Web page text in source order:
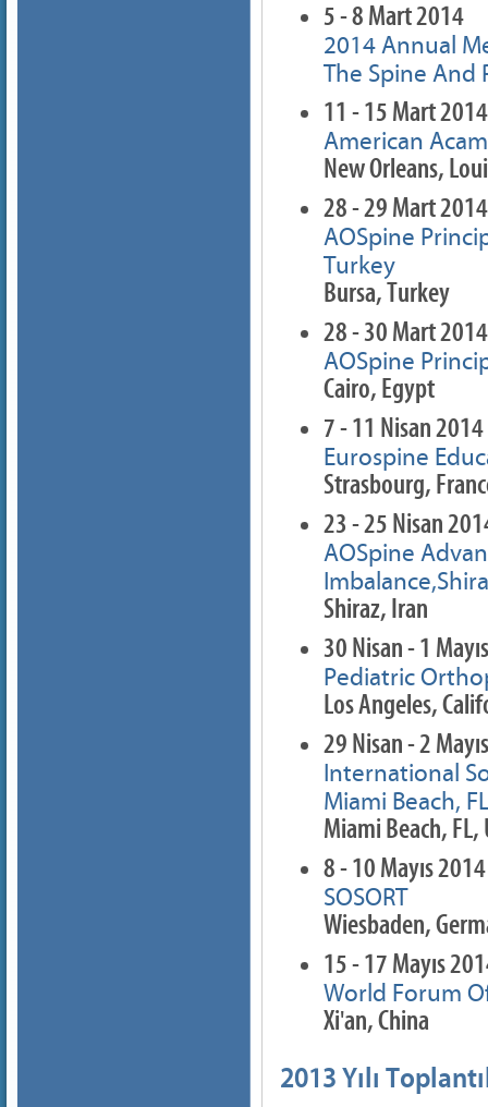
5 - 8 Mart 2014
2014 Annual
The Spine And
11 - 15 Mart 2014
American
New Orleans,
28 - 29 Mart 2014
AOSpine
Turkey
Bursa, Turkey
28 - 30 Mart 2014
AOSpine
Cairo, Egypt
7 - 11 Nisan 2014
Eurospine
Strasbourg,
23 - 25 Nisan
AOSpine
Shiraz, Iran
30 Nisan - 1
Pediatric
Los Angeles,
29 Nisan - 2
International
Miami Beach,
Miami Beach, FL,
8 - 10 Mayıs 2014
SOSORT
Wiesbaden,
15 - 17 Mayıs
World Forum
Xi'an, China
2013 Yılı